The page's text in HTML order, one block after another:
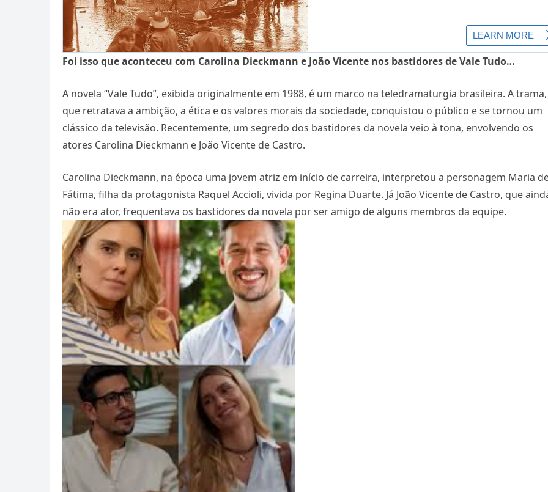
Foi isso que aconteceu com Carolina Dieckmann e João Vicente nos bastidores de Vale Tudo…
A novela “Vale Tudo”, exibida originalmente em 1988, é um marco na teledramaturgia brasileira. A trama,
que retratava a ambição, a ética e os valores morais da sociedade, conquistou o público e se tornou um
clássico da televisão. Recentemente, um segredo dos bastidores da novela veio à tona, envolvendo os
atores Carolina Dieckmann e João Vicente de Castro.
Carolina Dieckmann, na época uma jovem atriz em início de carreira, interpretou a personagem Maria
Fátima, filha da protagonista Raquel Accioli, vivida por Regina Duarte. Já João Vicente de Castro, que
não era ator, frequentava os bastidores da novela por ser amigo de alguns membros da equipe.